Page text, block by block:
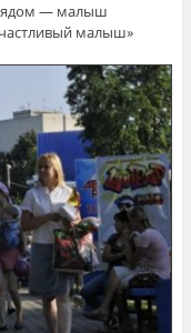
— малыш
малыш»